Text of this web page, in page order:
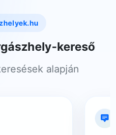
kereső
alapján